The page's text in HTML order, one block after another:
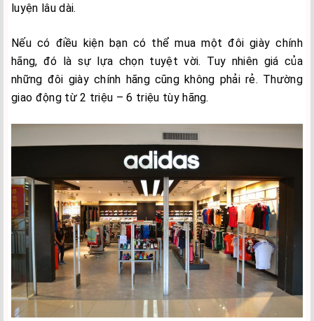
luyện lâu dài.
Nếu có điều kiện bạn có thể mua một đôi giày chính
hãng, đó là sự lựa chọn tuyệt vời. Tuy nhiên giá của
những đôi giày chính hãng cũng không phải rẻ. Thường
giao động từ 2 triệu – 6 triệu tùy hãng.